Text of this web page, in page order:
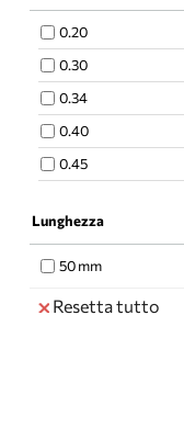
0.20
0.30
0.34
0.40
0.45
Lunghezza
50 mm
Resetta tutto